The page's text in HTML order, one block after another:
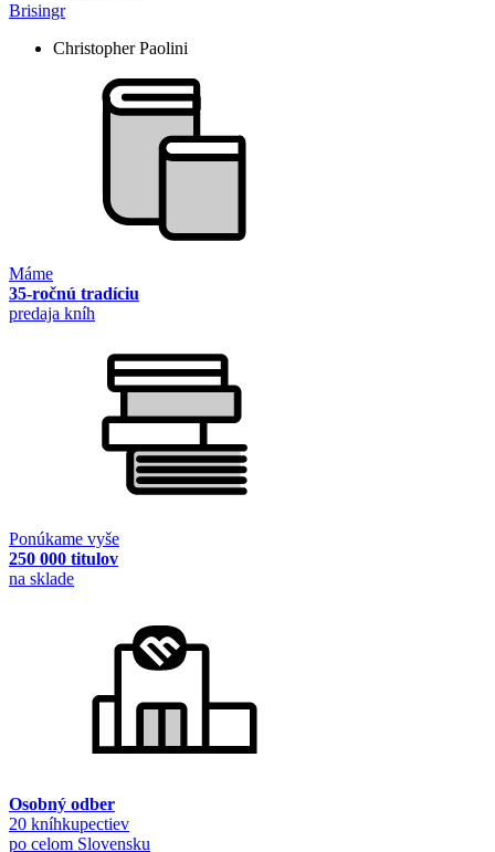
Brisingr
Christopher Paolini
Máme
35-ročnú tradíciu
predaja kníh
Ponúkame vyše
250 000 titulov
na sklade
Osobný odber
20 kníhkupectiev
po celom Slovensku